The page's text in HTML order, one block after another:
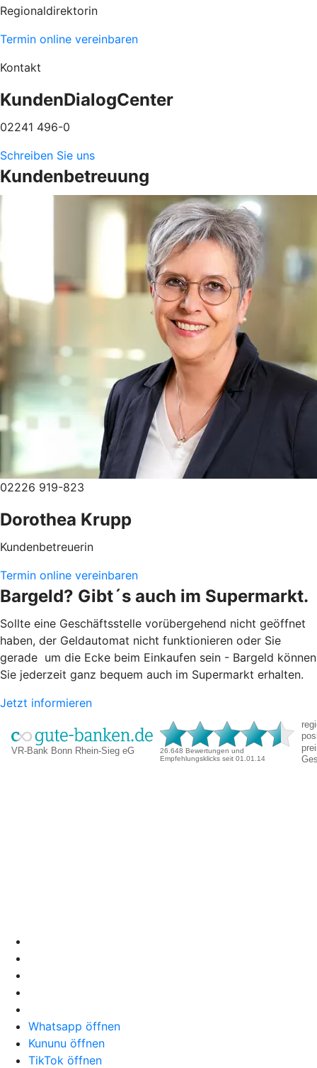
Regionaldirektorin
Termin online vereinbaren
Kontakt
KundenDialogCenter
02241 496-0
Schreiben Sie uns
Kundenbetreuung
02226 919-823
Dorothea Krupp
Kundenbetreuerin
Termin online vereinbaren
Bargeld? Gibt´s auch im Supermarkt.
Sollte eine Geschäftsstelle vorübergehend nicht geöffnet
haben, der Geldautomat nicht funktionieren oder Sie
gerade um die Ecke beim Einkaufen sein - Bargeld können
Sie jederzeit ganz bequem auch im Supermarkt erhalten.
Jetzt informieren
Whatsapp öffnen
Kununu öffnen
TikTok öffnen